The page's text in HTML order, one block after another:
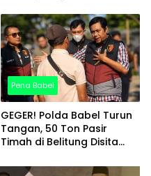
Diserahkan kepada Ade
Agustina
Pena Babel
GEGER! Polda Babel Turun
Tangan, 50 Ton Pasir
Timah di Belitung Disita
Brimob